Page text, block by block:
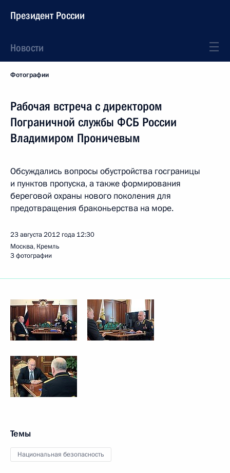
Президент России
Новости
Фотографии
Рабочая встреча с директором
Пограничной службы ФСБ России
Владимиром Проничевым
Обсуждались вопросы обустройства госграницы
и пунктов пропуска, а также формирования
береговой охраны нового поколения для
предотвращения браконьерства на море.
23 августа 2012 года 12:30
Москва, Кремль
3 фотографии
Темы
Национальная безопасность